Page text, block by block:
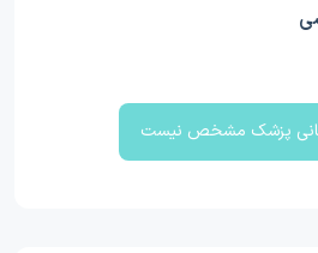
پزشک مشخص نیست